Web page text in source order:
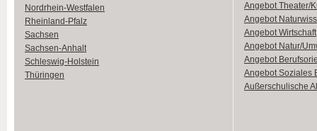
Nordrhein-Westfalen
Rheinland-Pfalz
Sachsen
Sachsen-Anhalt
Schleswig-Holstein
Thüringen
Angebot Theater/
Angebot
Angebot Wirtschaft
Angebot Natur/
Angebot
Angebot Soziales
Außerschulische